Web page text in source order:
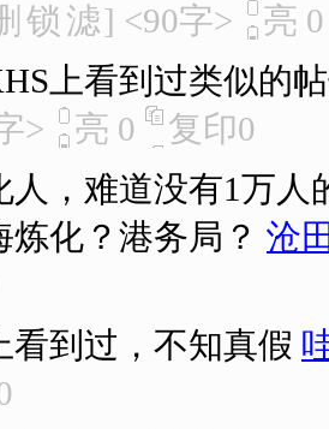
锁 滤] <90字> 亮 0
上看到过类似的
> 亮 0 复印0
人，难道没有1万人
炼化？港务局？ 沧
看到过，不知真假